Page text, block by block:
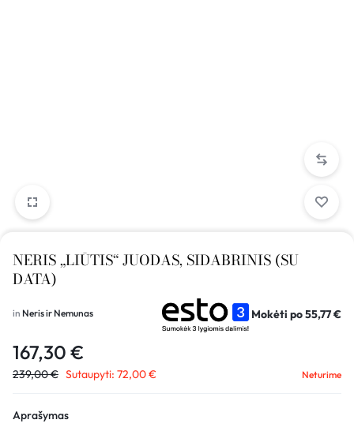
NERIS „LIŪTIS“ JUODAS, SIDABRINIS (SU
DATA)
in Neris ir Nemunas Mokėti po55,77€
167,30 €
239,00€ Sutaupyti: 72,00€ Neturime
Aprašymas